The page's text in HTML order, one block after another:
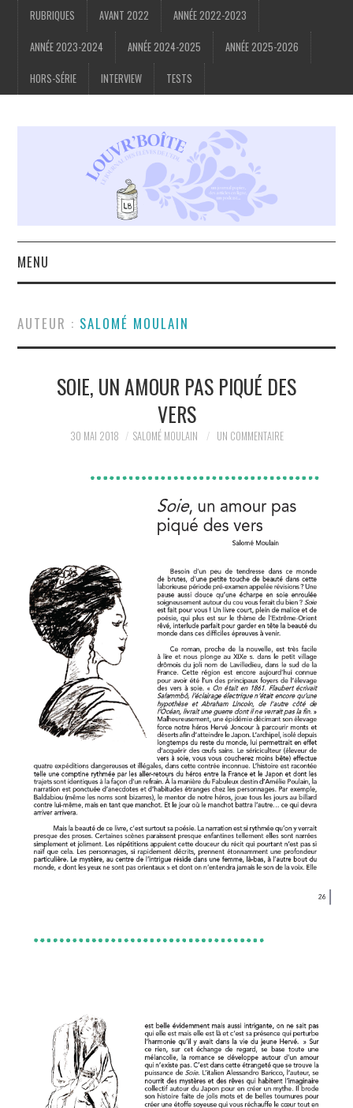
RUBRIQUES AVANT 2022 ANNÉE 2022-2023
ANNÉE 2023-2024 ANNÉE 2024-2025 ANNÉE 2025-2026
HORS-SÉRIE INTERVIEW TESTS
MENU
LA RÉDACTION
AUTEUR : SALOMÉ MOULAIN
SOIE, UN AMOUR PAS PIQUÉ DES
VERS
30 MAI 2018 SALOMÉ MOULAIN UN COMMENTAIRE